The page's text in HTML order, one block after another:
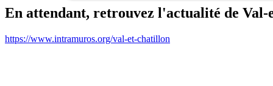
En attendant, retrouvez l'actualité de
https://www.intramuros.org/val-et-chatillon